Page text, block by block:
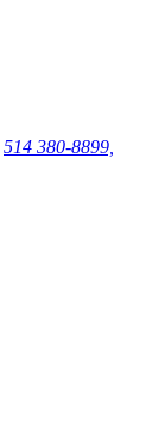
514 380-8899,